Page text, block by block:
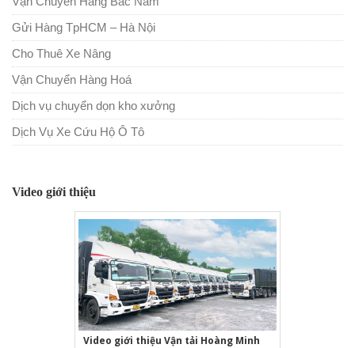
Gửi Hàng TpHCM – Hà Nội
Cho Thuê Xe Nâng
Vận Chuyển Hàng Hoá
Dịch vụ chuyển dọn kho xưởng
Dịch Vụ Xe Cứu Hộ Ô Tô
Video giới thiệu
Video giới thiệu Vận tải Hoàng Minh